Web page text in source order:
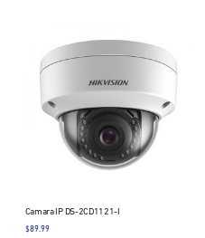
Camara IP DS-2CD1121-I
$89.99